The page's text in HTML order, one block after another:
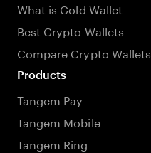
What is Cold Wallet
Best Crypto Wallets
Compare Crypto Wallets
Products
Tangem Pay
Tangem Mobile
Tangem Ring